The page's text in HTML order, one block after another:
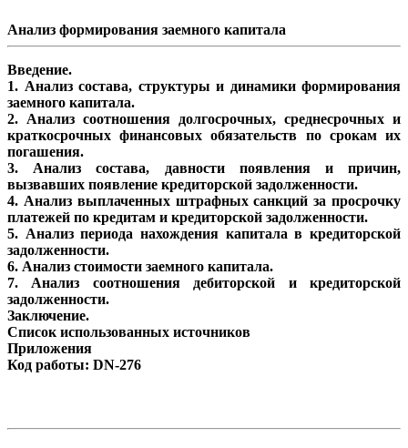
Анализ формирования заемного капитала
Введение.
1. Анализ состава, структуры и динамики формирования
заемного капитала.
2. Анализ соотношения долгосрочных, среднесрочных и
краткосрочных финансовых обязательств по срокам их
погашения.
3. Анализ состава, давности появления и причин,
вызвавших появление кредиторской задолженности.
4. Анализ выплаченных штрафных санкций за просрочку
платежей по кредитам и кредиторской задолженности.
5. Анализ периода нахождения капитала в кредиторской
задолженности.
6. Анализ стоимости заемного капитала.
7. Анализ соотношения дебиторской и кредиторской
задолженности.
Заключение.
Список использованных источников
Приложения
Код работы: DN-276